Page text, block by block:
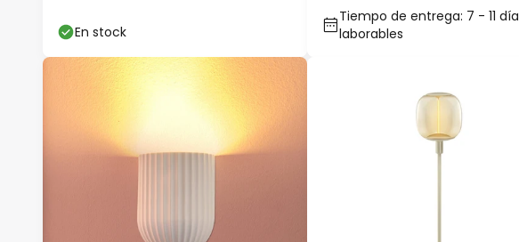
En stock
Tiempo de entrega: 7 - 11
laborables